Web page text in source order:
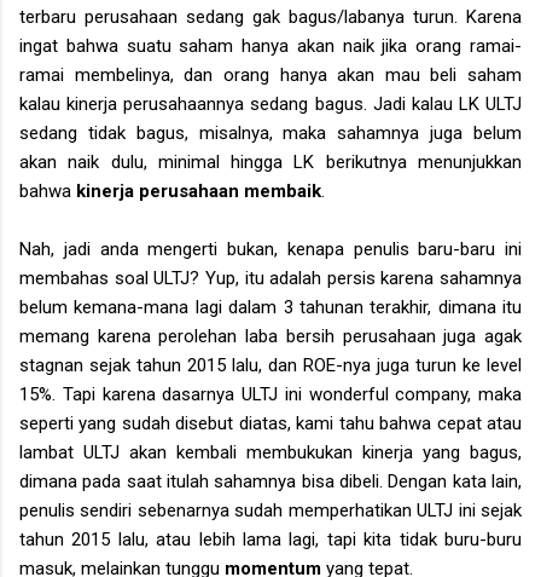
terbaru perusahaan sedang gak bagus/labanya turun. Karena
ingat bahwa suatu saham hanya akan naik jika orang ramai-
ramai membelinya, dan orang hanya akan mau beli saham
kalau kinerja perusahaannya sedang bagus. Jadi kalau LK ULTJ
sedang tidak bagus, misalnya, maka sahamnya juga belum
akan naik dulu, minimal hingga LK berikutnya menunjukkan
bahwa kinerja perusahaan membaik
Nah, jadi anda mengerti bukan, kenapa penulis baru-baru ini
membahas soal ULTJ? Yup, itu adalah persis karena sahamnya
belum kemana-mana lagi dalam 3 tahunan terakhir, dimana itu
memang karena perolehan laba bersih perusahaan juga agak
stagnan sejak tahun 2015 lalu, dan ROE-nya juga turun ke level
15%. Tapi karena dasarnya ULTJ ini wonderful company, maka
seperti yang sudah disebut diatas, kami tahu bahwa cepat atau
lambat ULTJ akan kembali membukukan kinerja yang bagus,
dimana pada saat itulah sahamnya bisa dibeli. Dengan kata lain,
penulis sendiri sebenarnya sudah memperhatikan ULTJ ini sejak
tahun 2015 lalu, atau lebih lama lagi, tapi kita tidak buru-buru
masuk, melainkan tunggu momentum yang tepat.